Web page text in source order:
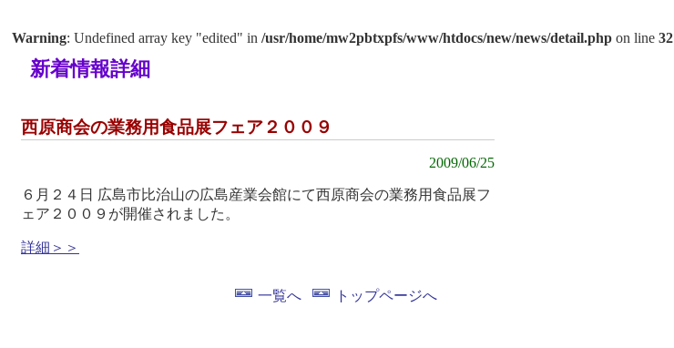
Warning: Undefined array key "edited" in /usr/home/mw2pbtxpfs/www/htdocs/new/news/detail.php on line 32
新着情報詳細
西原商会の業務用食品展フェア２００９
2009/06/25
６月２４日 広島市比治山の広島産業会館にて西原商会の業務用食品展フ
ェア２００９が開催されました。
詳細＞＞
一覧へ トップページへ